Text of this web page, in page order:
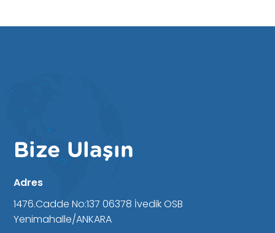
Bize Ulaşın
Adres
1476.Cadde No:137 06378 İvedik OSB
Yenimahalle/ANKARA